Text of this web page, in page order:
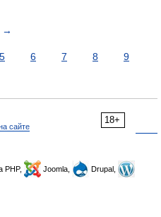
→
5 6 7 8
9
18+
сайте
PHP, Joomla,
Drupal,